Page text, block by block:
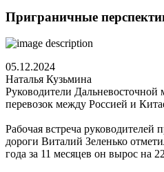
Приграничные
05.12.2024
Наталья Кузьмина
Руководители Дальневосточной
перевозок между Россией и
Рабочая встреча
дороги Виталий Зеленько
года за 11 месяцев он вырос на